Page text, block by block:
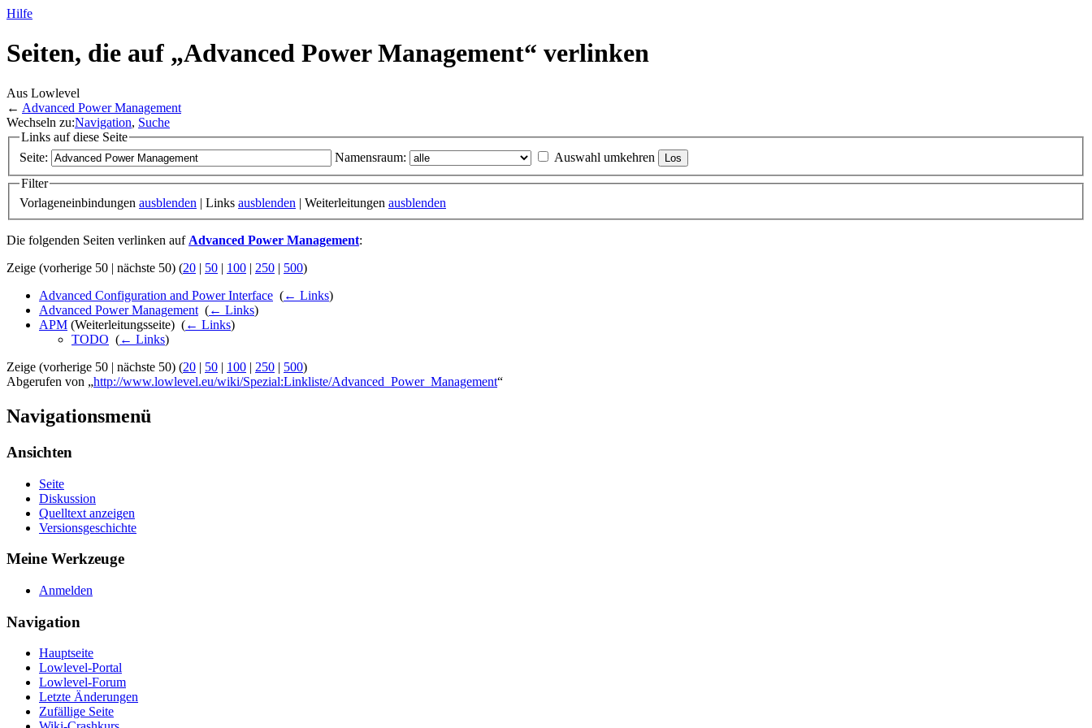
Hilfe
Seiten, die auf „Advanced Power Management“ verlinken
Aus Lowlevel
← Advanced Power Management
Wechseln zu:Navigation, Suche
Links auf diese Seite
Seite:
Namensraum:
Auswahl umkehren
Filter
Vorlageneinbindungen ausblenden | Links ausblenden | Weiterleitungen ausblenden
Die folgenden Seiten verlinken auf Advanced Power Management:
Zeige (vorherige 50 | nächste 50) (20 | 50 | 100 | 250 | 500)
Advanced Configuration and Power Interface (← Links)
Advanced Power Management (← Links)
APM (Weiterleitungsseite) ‎ (← Links)
TODO (← Links)
Zeige (vorherige 50 | nächste 50) (20 | 50 | 100 | 250 | 500)
Abgerufen von „http://www.lowlevel.eu/wiki/Spezial:Linkliste/Advanced_Power_Management“
Navigationsmenü
Ansichten
Seite
Diskussion
Quelltext anzeigen
Versionsgeschichte
Meine Werkzeuge
Anmelden
Navigation
Hauptseite
Lowlevel-Portal
Lowlevel-Forum
Letzte Änderungen
Zufällige Seite